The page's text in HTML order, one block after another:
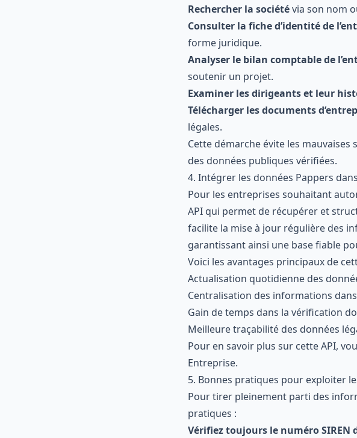
Rechercher la sociétévia son nom
Consulter la fiche d’identité de
forme juridique.
Analyser le bilan comptable de
soutenir un projet.
Examiner les dirigeants et leur
Télécharger les documents
légales.
Cette démarche évite les
des données publiques vérifiées.
4. Intégrer les données Pappers
Pour les entreprises souhaitant
API qui permet de récupérer et
facilite la mise à jour régulière des
garantissant ainsi une base fiable
Voici les avantages principaux de
Actualisation quotidienne des
Centralisation des informations
Gain de temps dans la vérification
Meilleure traçabilité des données
Pour en savoir plus sur cette API,
Entreprise.
5. Bonnes pratiques pour exploiter
Pour tirer pleinement parti des
pratiques :
Vérifiez toujours le numéro SIREN